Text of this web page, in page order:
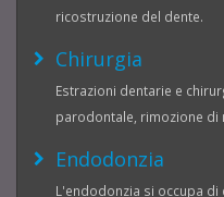
ricostruzione del dente.
Chirurgia
Estrazioni dentarie e
parodontale, rimozione di
Endodonzia
L'endodonzia si occupa di